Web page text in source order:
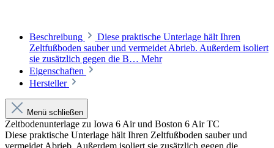
Beschreibung
Diese praktische Unterlage hält Ihren
Zeltfußboden sauber und vermeidet Abrieb. Außerdem isoliert
sie zusätzlich gegen die B… Mehr
Eigenschaften
Hersteller
Menü schließen
Zeltbodenunterlage zu Iowa 6 Air und Boston 6 Air TC
Diese praktische Unterlage hält Ihren Zeltfußboden sauber und